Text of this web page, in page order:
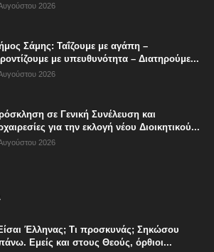
2026
Σάμης: Ταΐζουμε με αγάπη –
με υπευθυνότητα – Διατηρούμε...
2026
σε Γενική Συνέλευση και
για την εκλογή νέου Διοικητικού...
2026
Έλληνας; Τι προσκυνάς; Σηκώσου
Εμείς και στους Θεούς, όρθιοι...